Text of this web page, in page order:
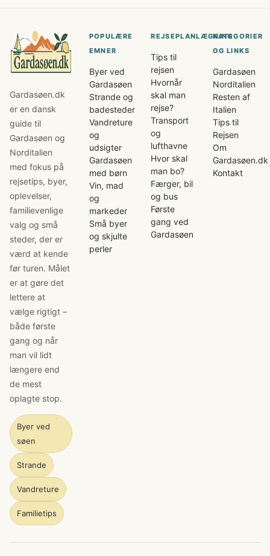
Gardasøen.dk
er en dansk
guide til
Gardasøen og
Norditalien
med fokus på
rejsetips, byer,
oplevelser,
familievenlige
valg og små
steder, der er
værd at kende
før turen. Målet
er at gøre det
lettere at
vælge rigtigt –
både første
gang og når
man vil lidt
længere end
de mest
oplagte stop.
Byer ved
søen
Strande
Vandreture
Familietips
POPULÆRE
EMNER
Byer ved
Gardasøen
Strande og
badesteder
Vandreture
og
udsigter
Gardasøen
med børn
Vin, mad
og
markeder
Små byer
og skjulte
perler
REJSEPLANLÆGNING
Tips til
rejsen
Hvornår
skal man
rejse?
Transport
og
lufthavne
Hvor skal
man bo?
Færger, bil
og bus
Første
gang ved
Gardasøen
KATEGORIER
OG LINKS
Gardasøen
Norditalien
Resten af
Italien
Tips til
Rejsen
Om
Gardasøen.dk
Kontakt